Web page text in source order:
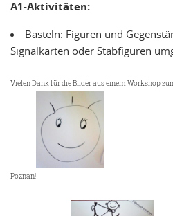
A1-Aktivitäten:
Basteln: Figuren und
Signalkarten oder Stabfiguren
Vielen Dank für die Bilder aus einem Workshop
Poznan!